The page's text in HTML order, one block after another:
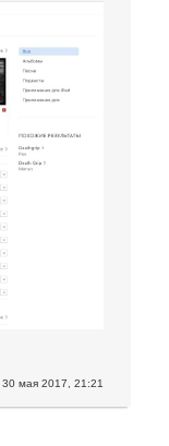
30 мая 2017, 21:21